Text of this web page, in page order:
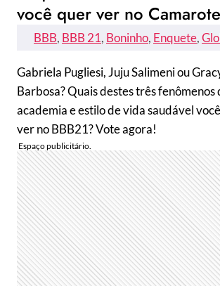
você quer ver no
BBB, BBB 21, Boninho, Enquete,
Gabriela Pugliesi, Juju Salimeni ou
Barbosa? Quais destes três
academia e estilo de vida saudável
ver no BBB21? Vote agora!